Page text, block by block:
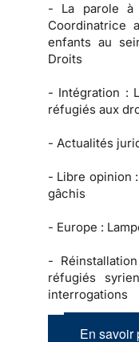
- La parole à
Coordinatrice
enfants au
Droits
- Intégration :
réfugiés aux
- Actualités
- Libre opinion
gâchis
- Europe :
-
réfugiés
interrogations
En savoir